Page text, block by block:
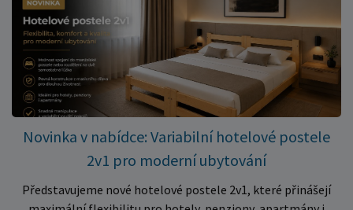
Skvělá volba do dětských postýlek ✅ Výjimečně výhodná cena
– jen 399 Kč Využijte této mimořádné nabídky a pořiďte
kvalitní matraci za cenu, která patří k nejvýhodnějším na
trhu. Akce platí pouze do vyprodání zásob. Nakupujte chytře a
ušetřete!
Novinka v nabídce: Variabilní hotelové postele
2v1 pro moderní ubytování
Představujeme nové hotelové postele 2v1, které přinášejí